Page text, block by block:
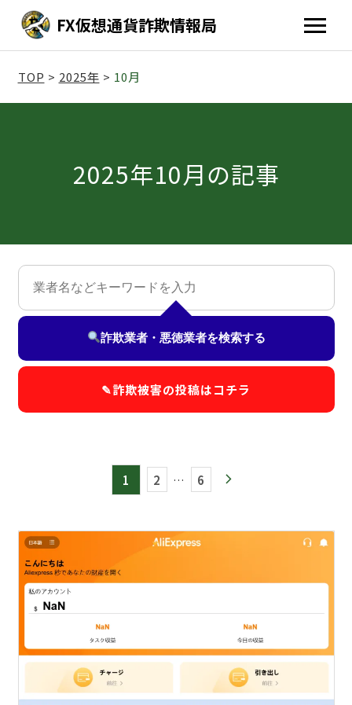
FX仮想通貨詐欺情報局
TOP > 2025年 > 10月
2025年10月の記事
詐欺業者・悪徳業者を検索する
✎詐欺被害の投稿はコチラ
1 2 … 6 arrow_forward_ios